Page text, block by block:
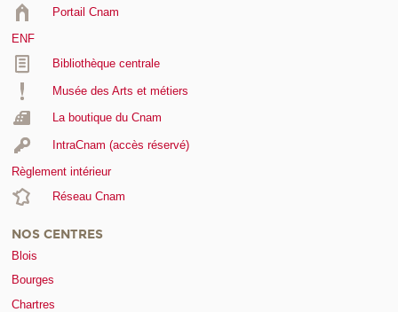
Portail Cnam
ENF
Bibliothèque centrale
Musée des Arts et métiers
La boutique du Cnam
IntraCnam (accès réservé)
Règlement intérieur
Réseau Cnam
NOS CENTRES
Blois
Bourges
Chartres